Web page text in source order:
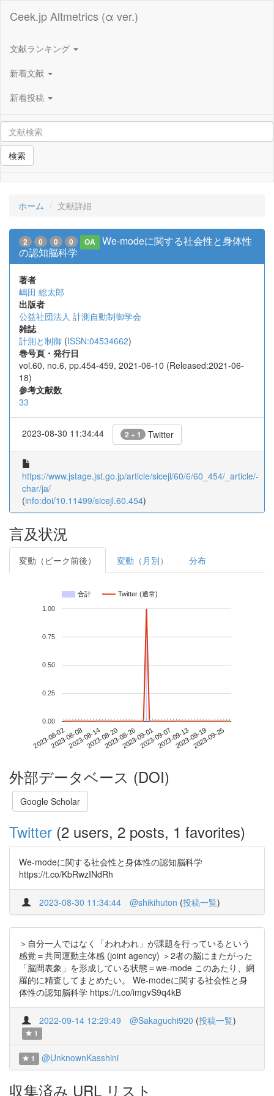
Ceek.jp Altmetrics (α ver.)
文献ランキング
新着文献
新着投稿
検索
ホーム 文献詳細
2 0 0 0 OA
We-modeに関する社会性と身体性
の認知脳科学
著者
嶋田 総太郎
出版者
公益社団法人 計測自動制御学会
雑誌
計測と制御 (ISSN:04534662)
巻号頁・発行日
vol.60, no.6, pp.454-459, 2021-06-10 (Released:2021-06-
18)
参考文献数
33
2023-08-30 11:34:44 2 + 1 Twitter
https://www.jstage.jst.go.jp/article/sicejl/60/6/60_454/_article/-
char/ja/
(info:doi/10.11499/sicejl.60.454)
言及状況
変動（ピーク前後） 変動（月別） 分布
合計 Twitter (通常)
2023-08-022023-08-082023-08-142023-08-202023-08-262023-09-012023-09-072023-09-132023-09-192023-09-25
0.00
0.25
0.50
0.75
1.00
外部データベース (DOI)
Google Scholar
Twitter (2 users, 2 posts, 1 favorites)
We-modeに関する社会性と身体性の認知脳科学
https://t.co/KbRwzINdRh
2023-08-30 11:34:44 @shikihuton (投稿一覧)
＞自分一人ではなく「われわれ」が課題を行っているという
感覚＝共同運動主体感 (joint agency) ＞2者の脳にまたがった
「脳間表象」を形成している状態＝we-mode このあたり、網
羅的に精査してまとめたい。 We-modeに関する社会性と身
体性の認知脳科学 https://t.co/imgvS9q4kB
2022-09-14 12:29:49 @Sakaguchi920 (投稿一覧)
1
1 @UnknownKasshini
収集済み URL リスト